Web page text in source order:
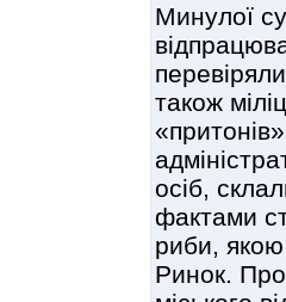
Минулої
також
осіб,
фактами
риби, якою
Ринок.